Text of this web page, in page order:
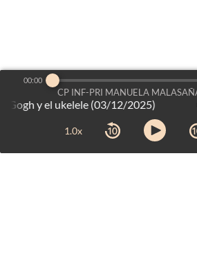
CP INF-PRI MANUELA
y el ukelele (03/12/2025)
1.0x
00:00
©2026- Voces del
Dirección General de Bilingüismo y
Consejería de Educación, Ciencia y